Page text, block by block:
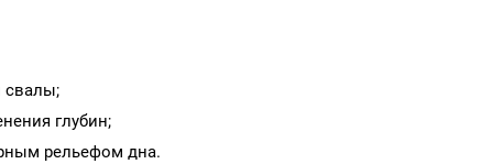
свалы;
глубин;
рельефом дна.